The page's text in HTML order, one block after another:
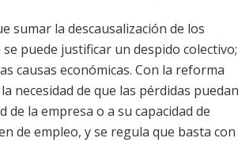
sumar la descausalización de los
puede justificar un despido colectivo;
causas económicas. Con la reforma
necesidad de que las pérdidas puedan
de la empresa o a su capacidad de
de empleo, y se regula que basta con